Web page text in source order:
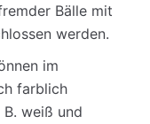
Bälle mit
werden.
im
farblich
weiß und